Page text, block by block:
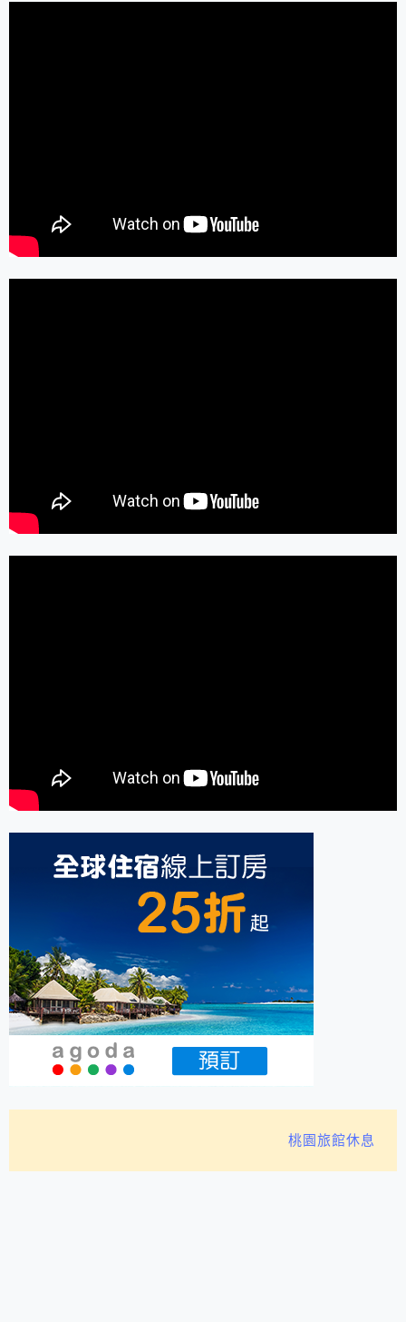
桃園旅館休息